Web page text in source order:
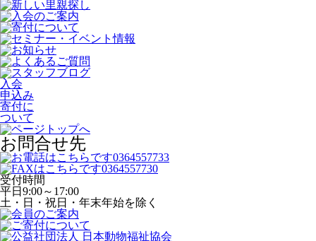
入会
申込み
寄付に
ついて
お問合せ先
受付時間
平日 9:00～17:00
土・日・祝日・年末年始を除く